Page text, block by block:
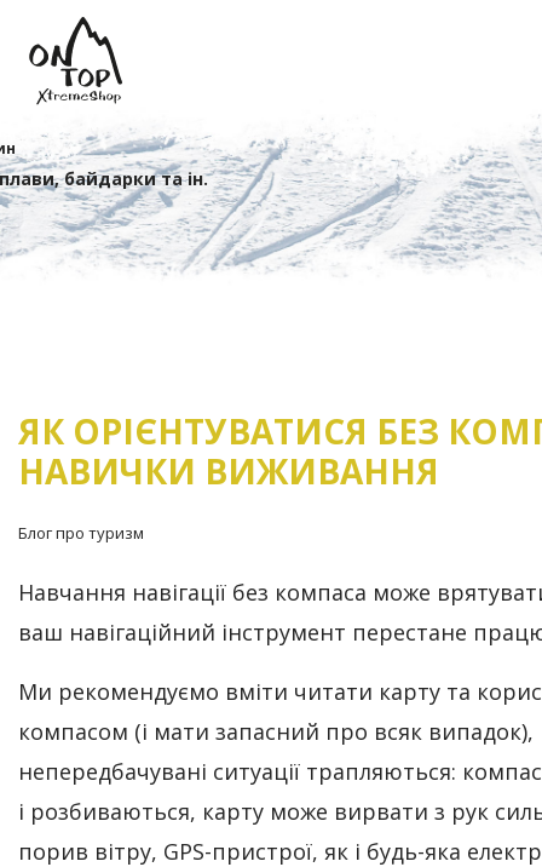
байдарки та ін.
ЯК ОРІЄНТУВАТИСЯ БЕЗ
НАВИЧКИ ВИЖИВАННЯ
Блог про туризм
Навчання навігації без компаса може
ваш навігаційний інструмент перестане
Ми рекомендуємо вміти читати карту та
компасом (і мати запасний про всяк випадок),
непередбачувані ситуації трапляються:
і розбиваються, карту може вирвати з рук
порив вітру, GPS-пристрої, як і будь-яка